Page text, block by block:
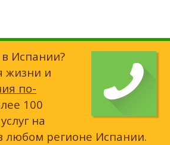
Испании?
жизни и
по-
100
на
любом регионе Испании.